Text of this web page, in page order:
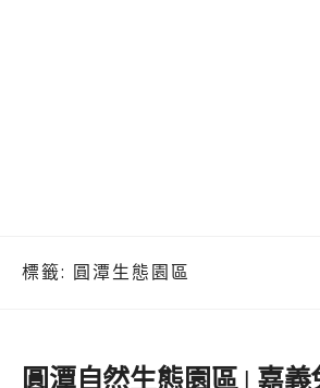
標籤: 圓潭生態園區
圓潭自然生態園區 | 嘉